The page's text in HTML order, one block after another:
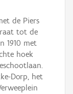
de Piers
tot de
1910 met
hoek
Dorp, het